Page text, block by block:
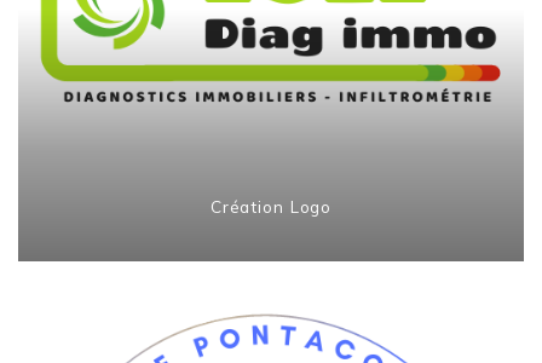
Création Logo